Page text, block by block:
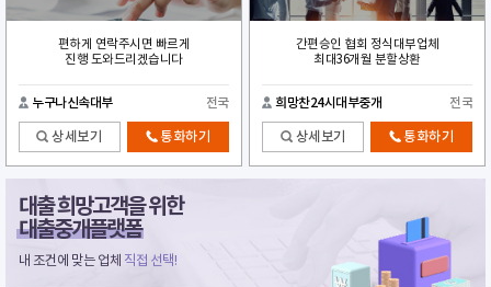
편하게 연락주시면 빠르게
진행 도와드리겠습니다
누구나신속대부 전국
상세보기 통화하기
간편승인 협회 정식대부업체
최대36개월 분할상환
희망찬24시대부중개 전국
상세보기 통화하기
대출 희망고객을 위한
대출중개플랫폼
내 조건에 맞는 업체 직접 선택!